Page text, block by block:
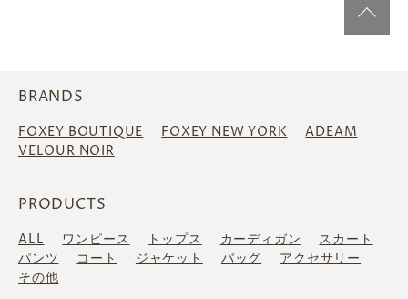
BRANDS
FOXEY BOUTIQUE FOXEY NEW YORK
ADEAM
VELOUR NOIR
PRODUCTS
ALL ワンピース トップス カーディガン
スカート
パンツ
コート ジャケット バッグ
アクセサリー
その他